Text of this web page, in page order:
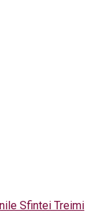
Sfintei Treimi